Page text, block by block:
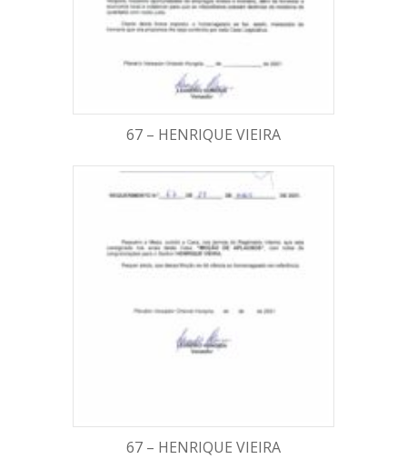
67 – HENRIQUE VIEIRA
67 – HENRIQUE VIEIRA